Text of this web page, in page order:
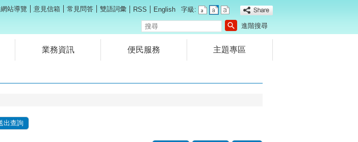
網站導覽 意見信箱 常見問答 雙語詞彙 RSS English
字級:
搜
尋
進階搜尋
業務資訊 便民服務 主題專區